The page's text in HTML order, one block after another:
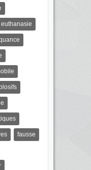
euthanasie
fausse